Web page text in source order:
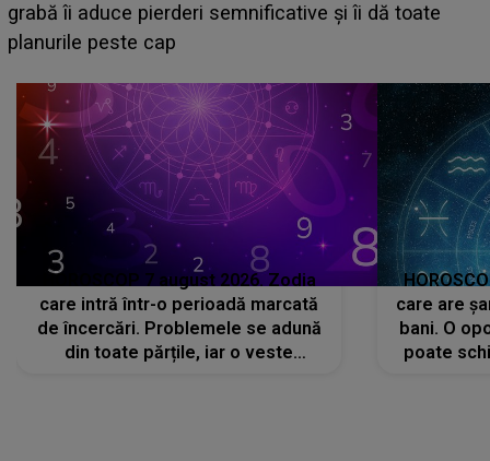
face o MĂRTURISIRE NEAȘTEPTATĂ despre mama
sa: "I-am spus și ei în față, eu nu te iubesc pentru
HOROSCOP 7 august 2026. Zodia
care intră într-o perioadă marcată
de încercări. Problemele se adună
din toate părțile, iar o veste
care are
bani. O
poate